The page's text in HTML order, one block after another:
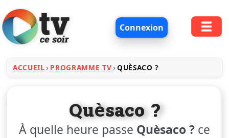
Connexion
ACCUEIL PROGRAMME TV QUÈSACO ?
Quèsaco ?
À quelle heure passe Quèsaco ? ce